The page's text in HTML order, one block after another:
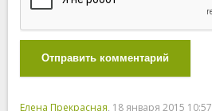
Отправить комментарий
Елена Прекрасная, 18 января 2015 10:57